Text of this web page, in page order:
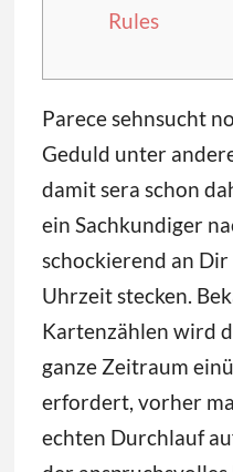
Rules
Parece sehnsucht
Geduld unter
damit sera schon
ein Sachkundiger
schockierend an
Uhrzeit stecken.
Kartenzählen wird
ganze Zeitraum
erfordert, vorher
echten Durchlauf